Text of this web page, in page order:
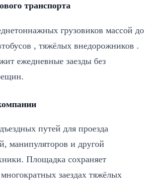
талон с договором . Полную
бетон набирает через28 дней
транспорта
грузовиков массой до
, тяжёлых внедорожников .
ежедневные заезды без
путей для проезда
манипуляторов и другой
Площадка сохраняет
заездах тяжёлых